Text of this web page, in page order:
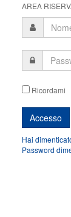
AREA
Ricordami
Hai
Password